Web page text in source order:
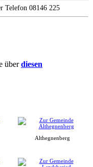
Telefon 08146 225
überdiesen
Althegnenberg